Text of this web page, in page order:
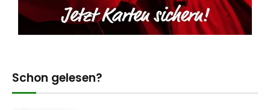
Schon gelesen?